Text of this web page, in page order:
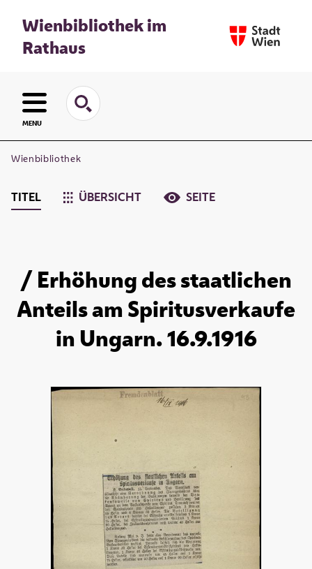
Wienbibliothek im
Rathaus
MENU
Wienbibliothek
TITEL ÜBERSICHT SEITE
/ Erhöhung des staatlichen
Anteils am Spiritusverkaufe
in Ungarn. 16.9.1916